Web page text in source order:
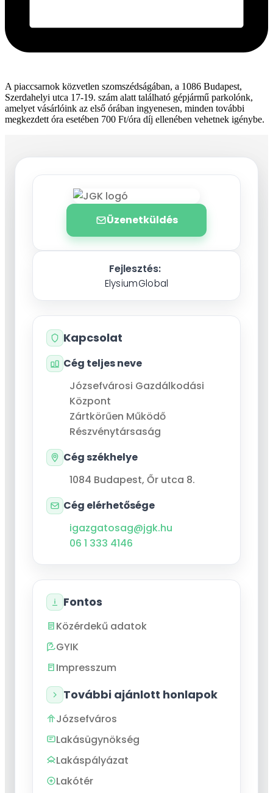
A piaccsarnok közvetlen szomszédságában, a 1086 Budapest,
Szerdahelyi utca 17-19. szám alatt található gépjármű parkolónk,
amelyet vásárlóink az első órában ingyenesen, minden további
megkezdett óra esetében 700 Ft/óra díj ellenében vehetnek igénybe.
Üzenetküldés
Fejlesztés:
ElysiumGlobal
Kapcsolat
Cég teljes neve
Józsefvárosi Gazdálkodási
Központ
Zártkörűen Működő
Részvénytársaság
Cég székhelye
1084 Budapest, Őr utca 8.
Cég elérhetősége
igazgatosag@jgk.hu
06 1 333 4146
Fontos
Közérdekű adatok
GYIK
Impresszum
További ajánlott honlapok
Józsefváros
Lakásügynökség
Lakáspályázat
Lakótér